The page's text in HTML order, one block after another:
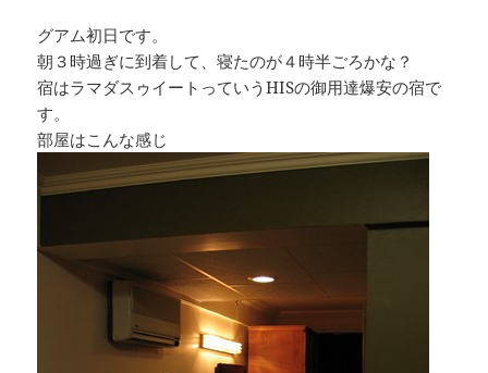
グアム初日です。
朝３時過ぎに到着して、寝たのが４時半ごろかな？
宿はラマダスゥイートっていうHISの御用達爆安の宿で
す。
部屋はこんな感じ